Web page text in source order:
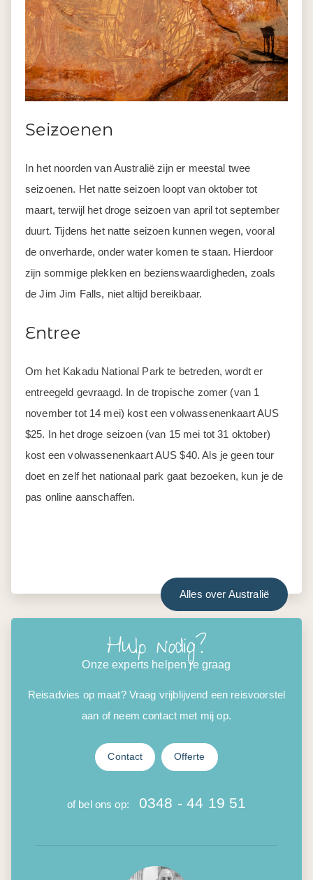
Seizoenen
In het noorden van Australië zijn er meestal twee
seizoenen. Het natte seizoen loopt van oktober tot
maart, terwijl het droge seizoen van april tot september
duurt. Tijdens het natte seizoen kunnen wegen, vooral
de onverharde, onder water komen te staan. Hierdoor
zijn sommige plekken en bezienswaardigheden, zoals
de Jim Jim Falls, niet altijd bereikbaar.
Entree
Om het Kakadu National Park te betreden, wordt er
entreegeld gevraagd. In de tropische zomer (van 1
november tot 14 mei) kost een volwassenenkaart AUS
$25. In het droge seizoen (van 15 mei tot 31 oktober)
kost een volwassenenkaart AUS $40. Als je geen tour
doet en zelf het nationaal park gaat bezoeken, kun je de
pas online aanschaffen.
Alles over Australië
Hulp nodig?
Onze experts helpen je graag
Reisadvies op maat? Vraag vrijblijvend een reisvoorstel
aan of neem contact met mij op.
Contact Offerte
of bel ons op: 0348 - 44 19 51